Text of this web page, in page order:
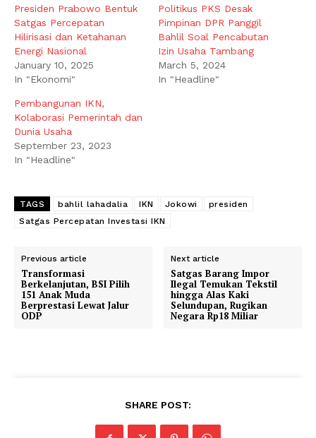
Presiden Prabowo Bentuk
Satgas Percepatan
Hilirisasi dan Ketahanan
Energi Nasional
January 10, 2025
In "Ekonomi"
Politikus PKS Desak
Pimpinan DPR Panggil
Bahlil Soal Pencabutan
Izin Usaha Tambang
March 5, 2024
In "Headline"
Pembangunan IKN,
Kolaborasi Pemerintah dan
Dunia Usaha
September 23, 2023
In "Headline"
TAGS bahlil lahadalia IKN Jokowi
presiden
Satgas Percepatan Investasi IKN
Previous article
Transformasi
Berkelanjutan, BSI Pilih
151 Anak Muda
Berprestasi Lewat Jalur
ODP
Next article
Satgas Barang Impor
Ilegal Temukan Tekstil
hingga Alas Kaki
Selundupan, Rugikan
Negara Rp18 Miliar
SHARE POST: